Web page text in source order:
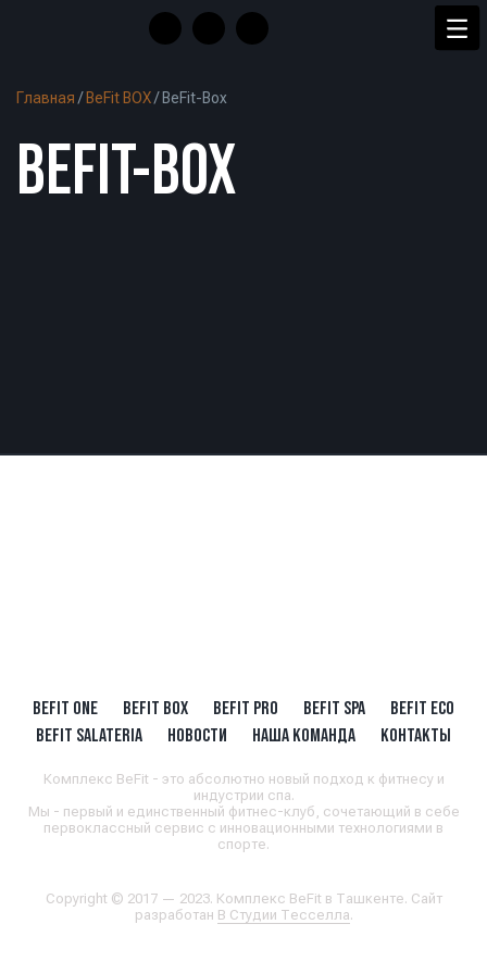
Главная / BeFit BOX/ BeFit-Box
BEFIT-BOX
BEFIT ONE BEFIT BOX BEFIT PRO BEFIT SPA
BEFIT ECO
BEFIT SALATERIA
НОВОСТИ НАША КОМАНДА КОНТАКТЫ
Комплекс BeFit - это абсолютно новый подход к фитнесу и
индустрии спа.
Мы - первый и единственный фитнес-клуб, сочетающий в себе
первоклассный сервис с инновационными технологиями в
спорте.
Copyright © 2017 — 2023. Комплекс BeFit в Ташкенте. Сайт
разработан В Студии Тесселла.